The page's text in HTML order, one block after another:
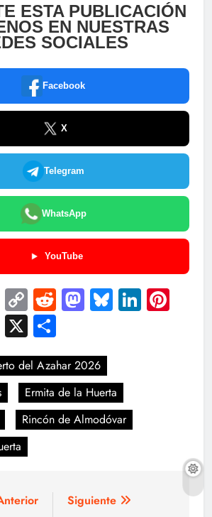
ESTA PUBLICACIÓN
EN NUESTRAS
SOCIALES
Facebook
X
Telegram
WhatsApp
YouTube
Tumblr
Copy
Link
RedditMastodon
Bluesky
Outlook.com
X
del Azahar 2026
Ermita de la Huerta
Rincón de Almodóvar
Siguiente